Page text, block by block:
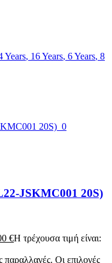
Years, 16 Years, 6 Years, 8
JSKMC001 20S)
€Η τρέχουσα τιμή είναι:
παραλλαγές. Οι επιλογές